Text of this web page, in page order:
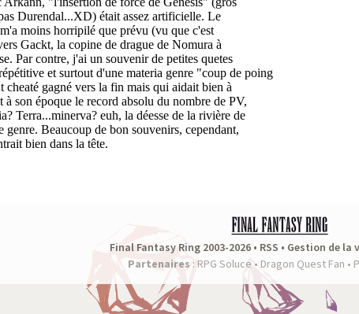
Final Fantasy Ring 2003-2026 • RSS • Gestion de la
Partenaires : RPG Soluce • Dragon Quest Fan •